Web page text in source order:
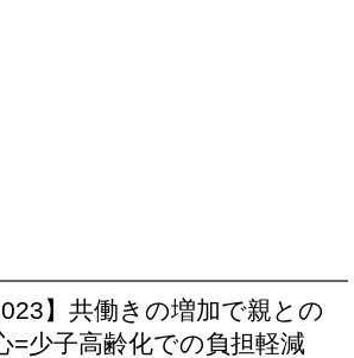
】共働きの増加で親との
=少子高齢化での負担軽減